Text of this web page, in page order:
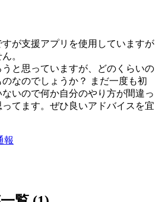
が支援アプリを使用していますが
。
と思っていますが、どのくらいの
なのでしょうか？ まだ一度も初
いので何か自分のやり方が間違っ
てます。ぜひ良いアドバイスを宜
報